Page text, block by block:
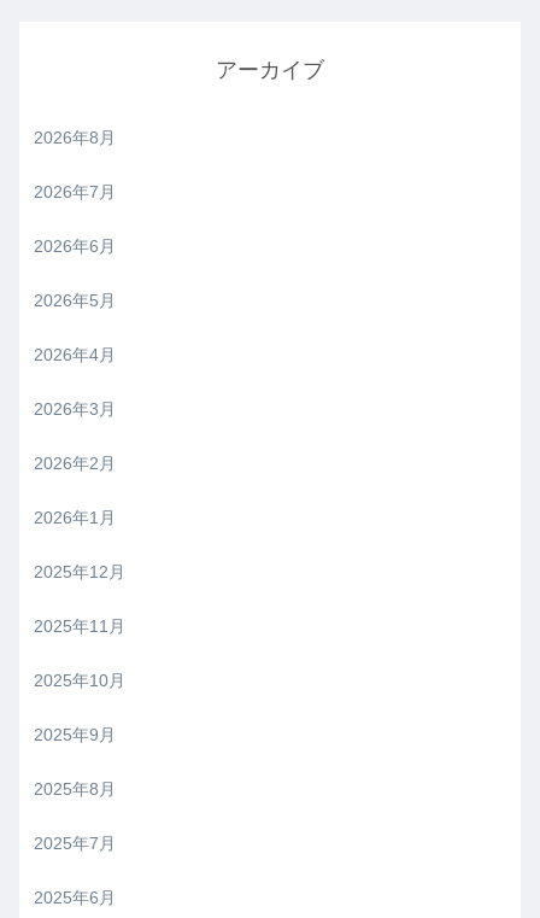
アーカイブ
2026年8月
2026年7月
2026年6月
2026年5月
2026年4月
2026年3月
2026年2月
2026年1月
2025年12月
2025年11月
2025年10月
2025年9月
2025年8月
2025年7月
2025年6月